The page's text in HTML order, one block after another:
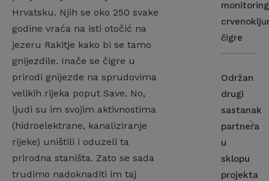
Hrvatsku. Njih se oko 250 svake
godine vraća na isti otočić na
jezeru Rakitje kako bi se tamo
gnijezdile. Inače se čigre u
prirodi gnijezde na sprudovima
velikih rijeka poput Save. No,
ljudi su im svojim aktivnostima
(hidroelektrane, kanaliziranje
rijeke) uništili i oduzeli ta
prirodna staništa. Zato se sada
trudimo nadoknaditi im taj
monitoring
čigre
Održan
drugi
sastanak
partnera
u
sklopu
projekta